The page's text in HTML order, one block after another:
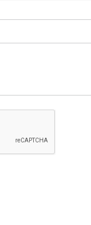
2018 в 16:51:
«мочилово» Зуги?
приходить к